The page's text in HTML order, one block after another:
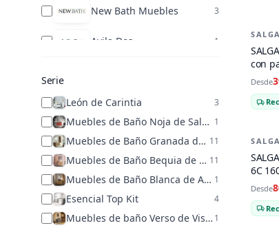
New Bath Muebles 3
Avila Dos 1
Serie
León de Carintia
3
Muebles de Baño Noja de Salgar 1
Muebles de Baño Granada de Visobath 11
Muebles de Baño Bequia de Salgar 11
Muebles de Baño Blanca de Avila Dos 1
Esencial Top Kit 4
Muebles de baño Verso de Visobath 1
-35%
con
Desde
-35%
6C
Desde